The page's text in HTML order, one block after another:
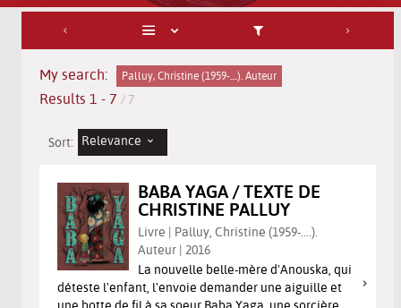
My search: Palluy, Christine (1959-....). Auteur
Results 1 - 7 / 7
Sort: Relevance
BABA YAGA / TEXTE DE
CHRISTINE PALLUY
Livre | Palluy, Christine (1959-....).
Auteur | 2016
La nouvelle belle-mère d'Anouska, qui
déteste l'enfant, l'envoie demander une aiguille et